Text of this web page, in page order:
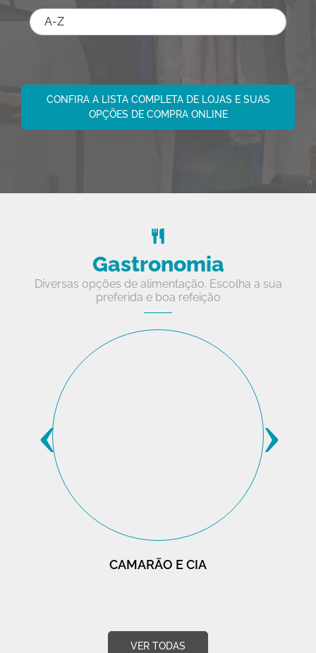
CONFIRA A LISTA COMPLETA DE LOJAS E SUAS
OPÇÕES DE COMPRA ONLINE
Gastronomia
Diversas opções de alimentação. Escolha a sua
preferida e boa refeição
CAMARÃO E CIA
‹ ›
VER TODAS